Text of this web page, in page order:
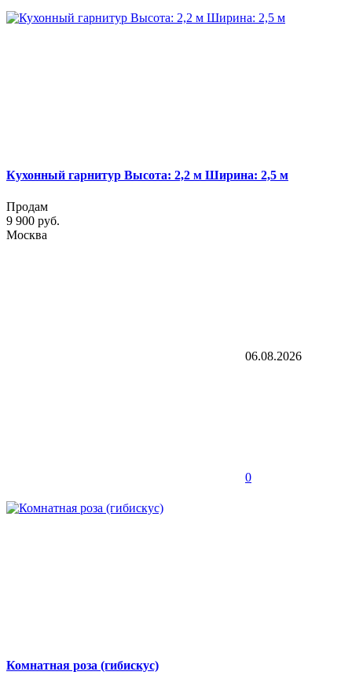
Кухонный гарнитур Высота: 2,2 м Ширина: 2,5 м
Продам
9 900 руб.
Москва
06.08.2026
0
Комнатная роза (гибискус)